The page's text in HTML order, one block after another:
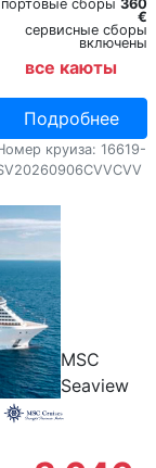
портовые сборы 360
€
сервисные сборы
включены
все каюты
Подробнее
круиза: 16619-
MSC
Seaview